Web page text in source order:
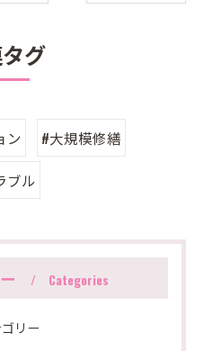
グ
ン #大規模修繕
ブル
Categories
リー